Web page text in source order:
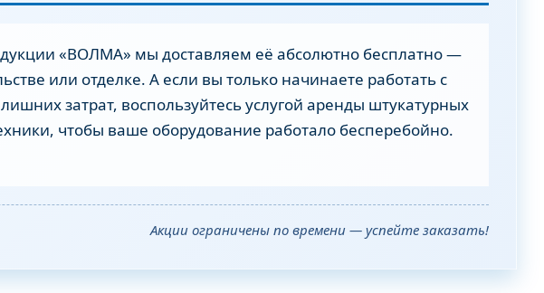
«ВОЛМА» мы доставляем её абсолютно бесплатно —
или отделке. А если вы только начинаете работать с
затрат, воспользуйтесь услугой аренды штукатурных
чтобы ваше оборудование работало бесперебойно.
Акции ограничены по времени — успейте заказать!